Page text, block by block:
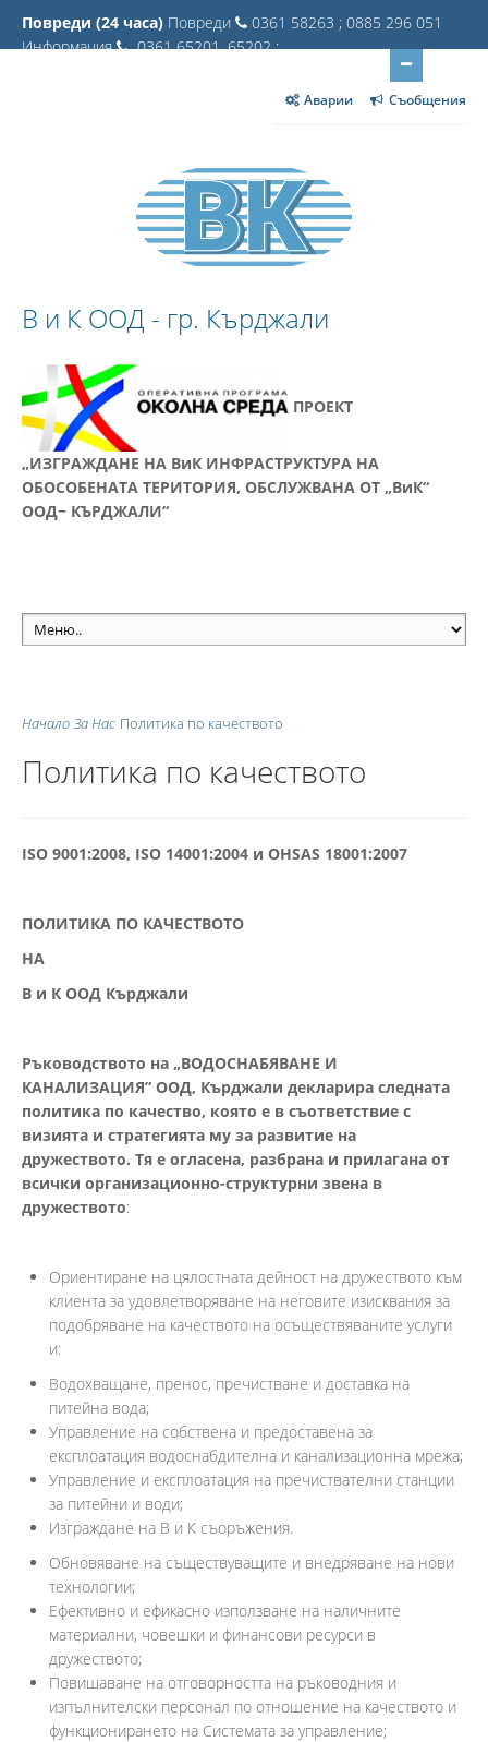
Повреди (24 часа) Повреди
0361 58263 ; 0885 296 051
Информация
0361 65201, 65202 ;
Аварии Съобщения
В и К ООД - гр. Кърджали
ПРОЕКТ
„ИЗГРАЖДАНЕ НА ВиК ИНФРАСТРУКТУРА НА
ОБОСОБЕНАТА ТЕРИТОРИЯ, ОБСЛУЖВАНА ОТ „ВиК“
ООД− КЪРДЖАЛИ“
Начало За Нас Политика по качеството
Политика по качеството
ISO 9001:2008, ISO 14001:2004 и OHSAS 18001:2007
ПОЛИТИКА ПО КАЧЕСТВОТО
НА
В и К ООД Кърджали
Ръководството на „ВОДОСНАБЯВАНЕ И
КАНАЛИЗАЦИЯ” ООД, Кърджали декларира следната
политика по качество, която е в съответствие с
визията и стратегията му за развитие на
дружеството. Тя е огласена, разбрана и прилагана от
всички организационно-структурни звена в
дружеството:
Ориентиране на цялостната дейност на дружеството към
клиента за удовлетворяване на неговите изисквания за
подобряване на качеството на осъществяваните услуги
и:
Водохващане, пренос, пречистване и доставка на
питейна вода;
Управление на собствена и предоставена за
експлоатация водоснабдителна и канализационна мрежа;
Управление и експлоатация на пречиствателни станции
за питейни и води;
Изграждане на В и К съоръжения.
Обновяване на съществуващите и внедряване на нови
технологии;
Ефективно и ефикасно използване на наличните
материални, човешки и финансови ресурси в
дружеството;
Повишаване на отговорността на ръководния и
изпълнителски персонал по отношение на качеството и
функционирането на Системата за управление;